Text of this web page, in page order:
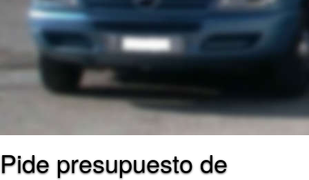
Pide presupuesto de